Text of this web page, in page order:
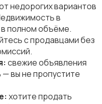
недорогих вариантов
в
полном объёме.
с продавцами без
свежие объявления
вы не пропустите
хотите продать